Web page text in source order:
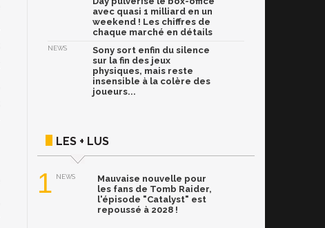
avec quasi 1 milliard en un
weekend ! Les chiffres de
chaque marché en détails
NEWS
Sony sort enfin du silence
sur la fin des jeux
physiques, mais reste
insensible à la colère des
joueurs...
LES + LUS
1 NEWS
Mauvaise nouvelle pour
les fans de Tomb Raider,
l'épisode "Catalyst" est
repoussé à 2028 !